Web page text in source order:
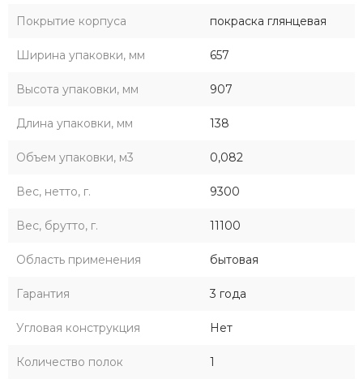
Покрытие корпуса покраска глянцевая
Ширина упаковки, мм 657
Высота упаковки, мм 907
Длина упаковки, мм 138
Объем упаковки, м3 0,082
Вес, нетто, г. 9300
Вес, брутто, г. 11100
Область применения бытовая
Гарантия 3 года
Угловая конструкция Нет
Количество полок 1